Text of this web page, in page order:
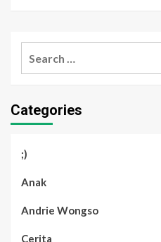
Categories
;)
Anak
Andrie Wongso
Cerita